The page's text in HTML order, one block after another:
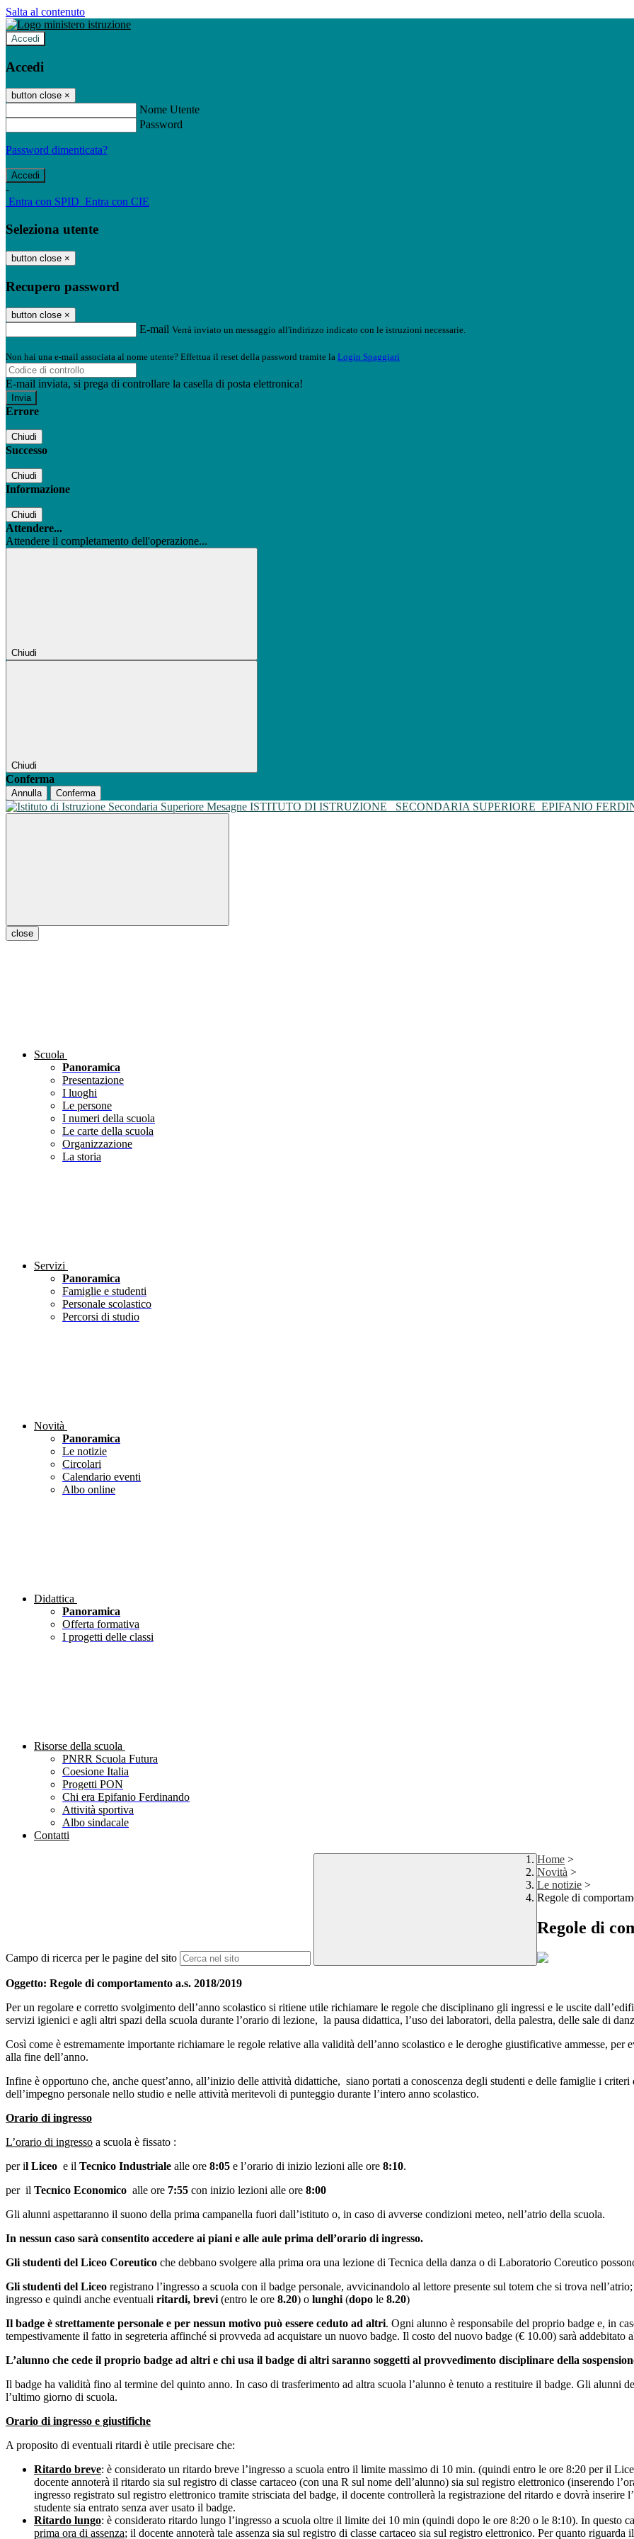
Salta al contenuto
Accedi
Accedi
button close ×
Nome Utente
Password
Password dimenticata?
-
Entra con SPID Entra con CIE
Seleziona utente
button close ×
Recupero password
button close ×
E-mail Verrà inviato un messaggio all'indirizzo indicato con le istruzioni necessarie.
Non hai una e-mail associata al nome utente? Effettua il reset della password tramite la Login Spaggiari
E-mail inviata, si prega di controllare la casella di posta elettronica!
Errore
Chiudi
Successo
Chiudi
Informazione
Chiudi
Attendere...
Attendere il completamento dell'operazione...
Chiudi
Chiudi
Conferma
Annulla Conferma
ISTITUTO DI ISTRUZIONE SECONDARIA SUPERIORE EPIFANIO
close
Scuola
Panoramica
Presentazione
I luoghi
Le persone
I numeri della scuola
Le carte della scuola
Organizzazione
La storia
Servizi
Panoramica
Famiglie e studenti
Personale scolastico
Percorsi di studio
Novità
Panoramica
Le notizie
Circolari
Calendario eventi
Albo online
Didattica
Panoramica
Offerta formativa
I progetti delle classi
Risorse della scuola
PNRR Scuola Futura
Coesione Italia
Progetti PON
Chi era Epifanio Ferdinando
Attività sportiva
Albo sindacale
Contatti
Campo di ricerca per le pagine del sito
Home >
Novità >
Le notizie >
Regole di
Regole di
Oggetto: Regole di comportamento a.s. 2018/2019
Per un regolare e corretto svolgimento dell’anno scolastico si ritiene utile richiamare le regole che disciplinano gli ingressi e le uscite
servizi igienici e agli altri spazi della scuola durante l’orario di lezione, la pausa didattica, l’uso dei laboratori, della palestra, delle sale di
Così come è estremamente importante richiamare le regole relative alla validità dell’anno scolastico e le deroghe giustificative ammesse,
alla fine dell’anno.
Infine è opportuno che, anche quest’anno, all’inizio delle attività didattiche, siano portati a conoscenza degli studenti e delle famiglie i
dell’impegno personale nello studio e nelle attività meritevoli di punteggio durante l’intero anno scolastico.
Orario di ingresso
L’orario di ingresso a scuola è fissato :
per il Liceo e il Tecnico Industriale alle ore 8:05 e l’orario di inizio lezioni alle ore 8:10.
per il Tecnico Economico alle ore 7:55 con inizio lezioni alle ore 8:00
Gli alunni aspettaranno il suono della prima campanella fuori dall’istituto o, in caso di avverse condizioni meteo, nell’atrio della scuola.
In nessun caso sarà consentito accedere ai piani e alle aule prima dell’orario di ingresso.
Gli studenti del Liceo Coreutico che debbano svolgere alla prima ora una lezione di Tecnica della danza o di Laboratorio Coreutico
Gli studenti del Liceo registrano l’ingresso a scuola con il badge personale, avvicinandolo al lettore presente sul totem che si trova
ingresso e quindi anche eventuali ritardi, brevi (entro le ore 8.20) o lunghi (dopo le 8.20)
Il badge è strettamente personale e per nessun motivo può essere ceduto ad altri. Ogni alunno è responsabile del proprio badge e, in
tempestivamente il fatto in segreteria affinché si provveda ad acquistare un nuovo badge. Il costo del nuovo badge (€ 10.00) sarà addebitato
L’alunno che cede il proprio badge ad altri e chi usa il badge di altri saranno soggetti al provvedimento disciplinare della
Il badge ha validità fino al termine del quinto anno. In caso di trasferimento ad altra scuola l’alunno è tenuto a restituire il badge. Gli alunni
l’ultimo giorno di scuola.
Orario di ingresso e giustifiche
A proposito di eventuali ritardi è utile precisare che:
Ritardo breve: è considerato un ritardo breve l’ingresso a scuola entro il limite massimo di 10 min. (quindi entro le ore 8:20 per il
docente annoterà il ritardo sia sul registro di classe cartaceo (con una R sul nome dell’alunno) sia sul registro elettronico (inserendo
ingresso registrato sul registro elettronico tramite strisciata del badge, il docente controllerà la registrazione del ritardo e dovrà
studente sia entrato senza aver usato il badge.
Ritardo lungo: è considerato ritardo lungo l’ingresso a scuola oltre il limite dei 10 min (quindi dopo le ore 8:20 o le 8:10). In questo
prima ora di assenza; il docente annoterà tale assenza sia sul registro di classe cartaceo sia sul registro elettronico. Per quanto